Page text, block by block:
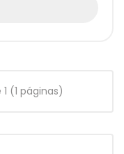
(1 páginas)